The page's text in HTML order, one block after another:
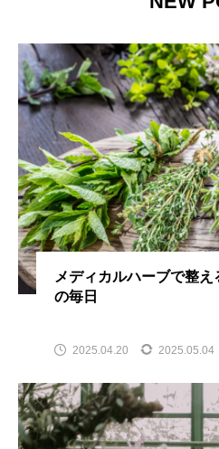
TAG LIST
カモミール カルダモン
スパイス スマホ
テックストレス ネトル
ハーブティー
リコリス リンデン
ローズマリー 健康
メディカルハーブで整え
の毎日
2025.04.20 2025.05.04